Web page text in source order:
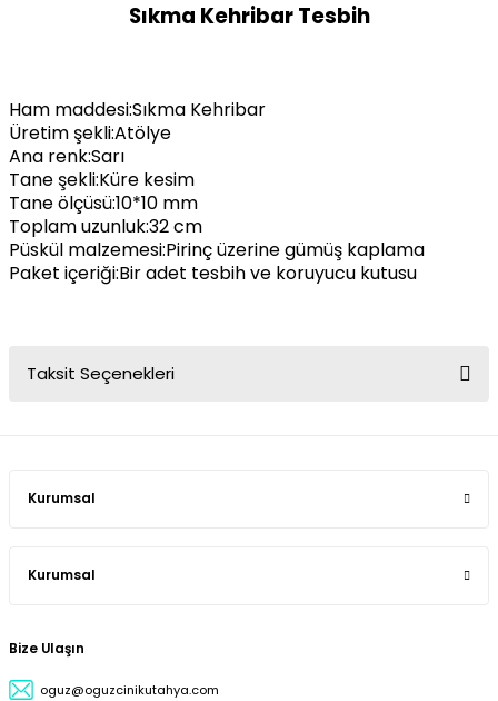
Sıkma Kehribar Tesbih
Ham maddesi:Sıkma Kehribar
Üretim şekli:Atölye
Ana renk:Sarı
Tane şekli:Küre kesim
Tane ölçüsü:10*10 mm
Toplam uzunluk:32 cm
Püskül malzemesi:Pirinç üzerine gümüş kaplama
Paket içeriği:Bir adet tesbih ve koruyucu kutusu
Taksit Seçenekleri
Kurumsal
Kurumsal
Bize Ulaşın
oguz@oguzcinikutahya.com